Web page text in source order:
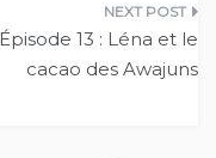
Épisode 13 : Léna et le
cacao des Awajuns